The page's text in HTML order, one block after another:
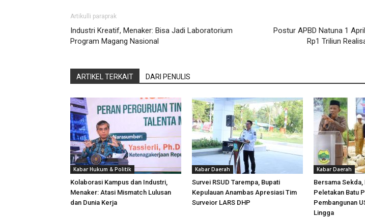
Artikulli paraprak
Industri Kreatif, Menaker: Bisa Jadi Laboratorium
Program Magang Nasional
Postur APBD Natuna 1
Rp1 Triliun
ARTIKEL TERKAIT DARI PENULIS
Kabar Hukum & Politik
Kolaborasi Kampus dan Industri,
Menaker: Atasi Mismatch Lulusan
dan Dunia Kerja
Kabar Daerah
Survei RSUD Tarempa, Bupati
Kepulauan Anambas Apresiasi Tim
Surveior LARS DHP
Kabar Daerah
Bersama Sekda,
Peletakan Batu
Pembangunan
Lingga